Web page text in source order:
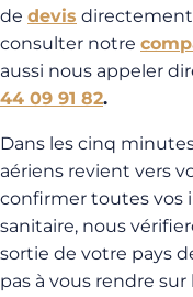
de devis directement
consulter notre
aussi nous appeler
44 09 91 82.
Dans les cinq
aériens revient vers
confirmer toutes vos
sanitaire, nous
sortie de votre pays
pas à vous rendre sur